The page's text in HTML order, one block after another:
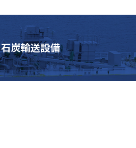
石炭輸送設備